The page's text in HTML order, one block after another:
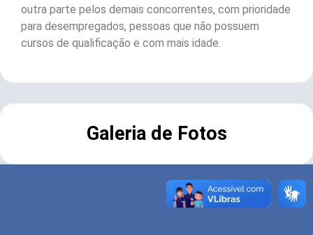
outra parte pelos demais concorrentes, com prioridade
para desempregados, pessoas que não possuem
cursos de qualificação e com mais idade.
Galeria de Fotos